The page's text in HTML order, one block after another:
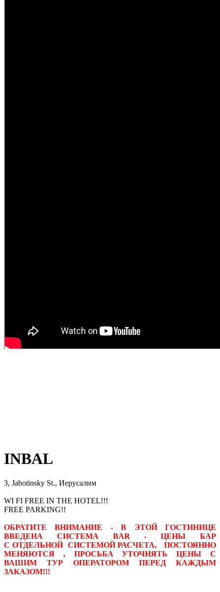
INBAL
3, Jabotinsky St., Иерусалим
WI FI FREE IN THE HOTEL!!!
FREE PARKING!!
ОБРАТИТЕ ВНИМАНИЕ - В ЭТОЙ ГОСТИНИЦЕ
ВВЕДЕНА СИСТЕМА BAR -ЦЕНЫ БАР
С ОТДЕЛЬНОЙ СИСТЕМОЙ РАСЧЕТА, ПОСТОЯННО
МЕНЯЮТСЯ , ПРОСЬБА УТОЧНЯТЬ ЦЕНЫ С
ВАШИМ ТУР ОПЕРАТОРОМ ПЕРЕД КАЖДЫМ
ЗАКАЗОМ!!!